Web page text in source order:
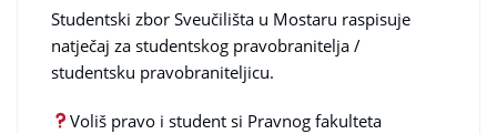
Studentski zbor Sveučilišta u Mostaru raspisuje
natječaj za studentskog pravobranitelja /
studentsku pravobraniteljicu.
Voliš pravo i student si Pravnog fakulteta